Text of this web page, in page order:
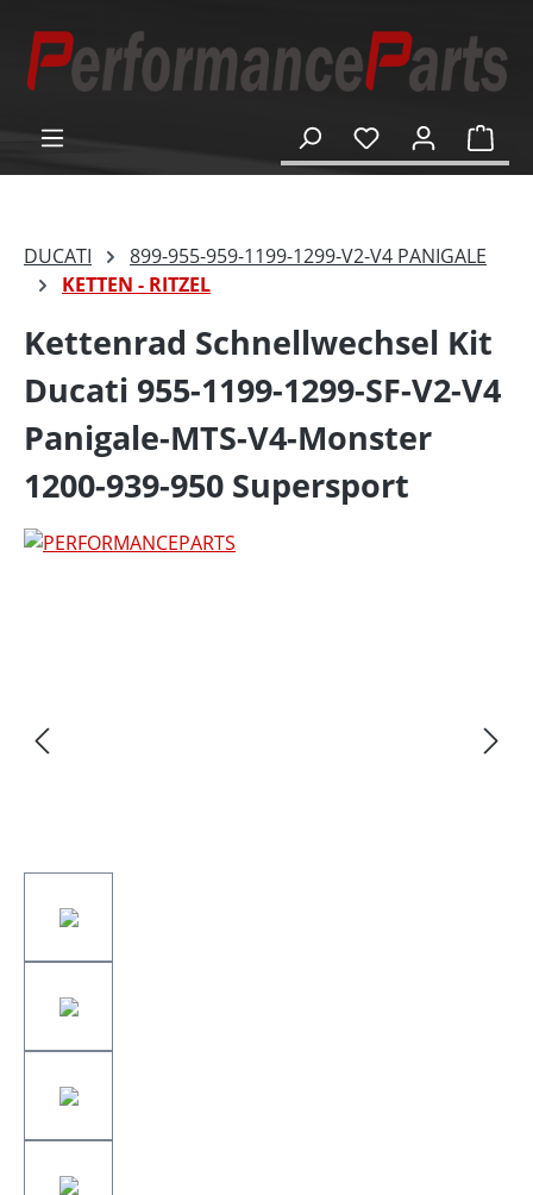
springen
DUCATI
899-955-959-1199-1299-V2-V4 PANIGALE
KETTEN - RITZEL
Kettenrad Schnellwechsel Kit
Ducati 955-1199-1299-SF-V2-V4
Panigale-MTS-V4-Monster
1200-939-950 Supersport